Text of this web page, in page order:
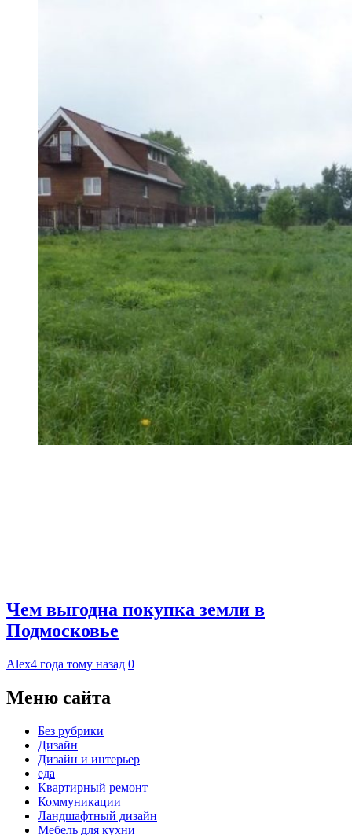
Чем выгодна покупка земли в
Подмосковье
Alex4 года тому назад 0
Меню сайта
Без рубрики
Дизайн
Дизайн и интерьер
еда
Квартирный ремонт
Коммуникации
Ландшафтный дизайн
Мебель для кухни